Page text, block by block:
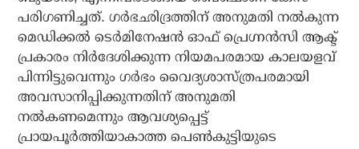
പരിഗണിച്ചത്. ഗര്‍ഭഛിദ്രത്തിന് അനുമതി നല്‍കുന്ന
മെഡിക്കല്‍ ടെര്‍മിനേഷന്‍ ഓഫ് പ്രെഗ്നന്‍സി ആക്ട്
പ്രകാരം നിര്‍ദേശിക്കുന്ന നിയമപരമായ കാലയളവ്
പിന്നിട്ടുവെന്നും ഗര്‍ഭം വൈദ്യശാസ്ത്രപരമായി
അവസാനിപ്പിക്കുന്നതിന് അനുമതി
നല്‍കണമെന്നും ആവശ്യപ്പെട്ട്
പ്രായപൂര്‍ത്തിയാകാത്ത പെണ്‍കുട്ടിയുടെ